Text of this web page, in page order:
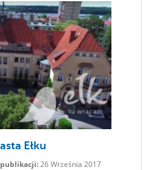
Ełku
26 Września 2017